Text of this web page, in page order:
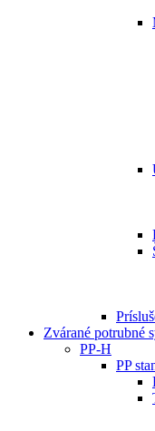
Zvárané potrubné
PP-H
PP